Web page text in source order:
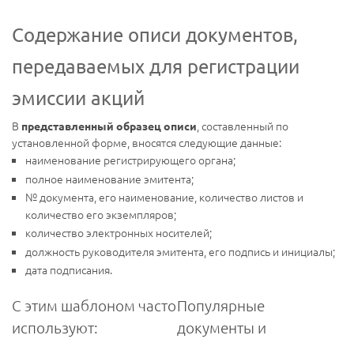
Содержание описи документов,
передаваемых для регистрации
эмиссии акций
В представленный образец описи, составленный по
установленной форме, вносятся следующие данные:
наименование регистрирующего органа;
полное наименование эмитента;
№ документа, его наименование, количество листов и
количество его экземпляров;
количество электронных носителей;
должность руководителя эмитента, его подпись и инициалы;
дата подписания.
С этим шаблоном часто
используют:
Популярные
документы и